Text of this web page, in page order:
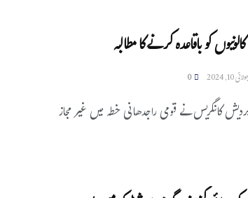
کو باقاعدہ کرنے کا مطالبہ
جولائی 10, 2024 0
کانگریس نے قومی راجدھانی خطہ میں غیر مجاز